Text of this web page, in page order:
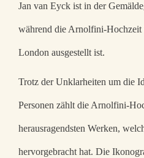
Jan van Eyck ist in der
während die Arnolfini-
London ausgestellt ist.
Trotz der Unklarheiten um die
Personen zählt die Arnolfini-
herausragendsten Werken,
hervorgebracht hat. Die